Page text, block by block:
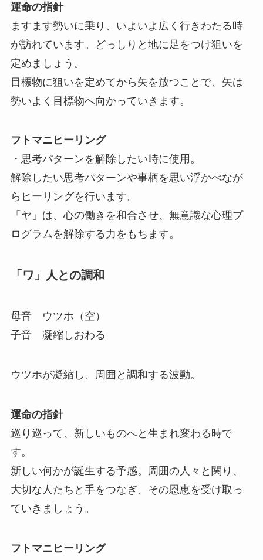
運命の指針
ますます勢いに乗り、いよいよ広く行きわたる時
が訪れています。どっしりと地に足をつけ狙いを
定めましょう。
目標物に狙いを定めてから矢を放つことで、矢は
勢いよく目標物へ向かっていきます。
フトマニヒーリング
・思考パターンを解除したい時に使用。
解除したい思考パターンや事柄を思い浮かべなが
らヒーリングを行います。
「ヤ」は、心の働きを和合させ、無意識な心理プ
ログラムを解除する力をもちます。
「ワ」人との調和
母音 ウツホ（空）
子音 凝縮しおわる
ウツホが凝縮し、周囲と調和する波動。
運命の指針
巡り巡って、新しいものへと生まれ変わる時で
す。
新しい何かが誕生する予感。周囲の人々と関り、
大切な人たちと手をつなぎ、その恩恵を受け取っ
ていきましょう。
フトマニヒーリング